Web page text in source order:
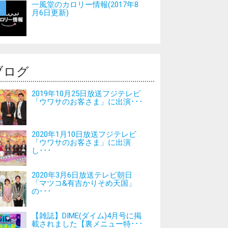
一風堂のカロリー情報(2017年8
月6日更新)
ログ
2019年10月25日放送フジテレビ
「ウワサのお客さま」に出演･･･
2020年1月10日放送フジテレビ
「ウワサのお客さま」に出演
し･･･
2020年3月6日放送テレビ朝日
「マツコ&有吉かりそめ天国」
の･･･
【雑誌】DIME(ダイム)4月号に掲
載されました【裏メニュー特･･･